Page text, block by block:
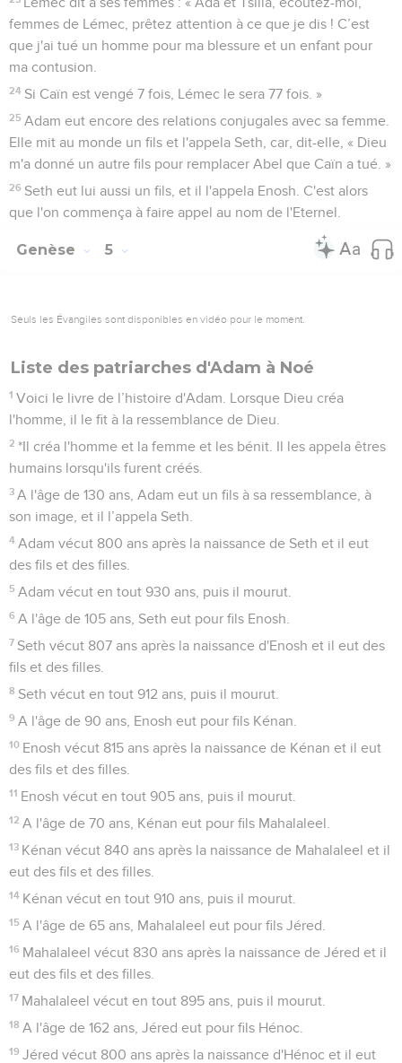
femmes de Lémec, prêtez attention à ce que je dis ! C’est
que j'ai tué un homme pour ma blessure et un enfant pour
ma contusion.
24 Si Caïn est vengé 7 fois, Lémec le sera 77 fois. »
25 Adam eut encore des relations conjugales avec sa femme.
Elle mit au monde un fils et l'appela Seth, car, dit-elle, « Dieu
m'a donné un autre fils pour remplacer Abel que Caïn a tué. »
26 Seth eut lui aussi un fils, et il l'appela Enosh. C'est alors
que l'on commença à faire appel au nom de l'Eternel.
Genèse 5
Seuls les Évangiles sont disponibles en vidéo pour le moment.
Liste des patriarches d'Adam à Noé
1 Voici le livre de l’histoire d'Adam. Lorsque Dieu créa
l'homme, il le fit à la ressemblance de Dieu.
2 *Il créa l'homme et la femme et les bénit. Il les appela êtres
humains lorsqu'ils furent créés.
3 A l'âge de 130 ans, Adam eut un fils à sa ressemblance, à
son image, et il l’appela Seth.
4 Adam vécut 800 ans après la naissance de Seth et il eut
des fils et des filles.
5 Adam vécut en tout 930 ans, puis il mourut.
6 A l'âge de 105 ans, Seth eut pour fils Enosh.
7 Seth vécut 807 ans après la naissance d'Enosh et il eut des
fils et des filles.
8 Seth vécut en tout 912 ans, puis il mourut.
9 A l'âge de 90 ans, Enosh eut pour fils Kénan.
10 Enosh vécut 815 ans après la naissance de Kénan et il eut
des fils et des filles.
11 Enosh vécut en tout 905 ans, puis il mourut.
12 A l'âge de 70 ans, Kénan eut pour fils Mahalaleel.
13 Kénan vécut 840 ans après la naissance de Mahalaleel et il
eut des fils et des filles.
14 Kénan vécut en tout 910 ans, puis il mourut.
15 A l'âge de 65 ans, Mahalaleel eut pour fils Jéred.
16 Mahalaleel vécut 830 ans après la naissance de Jéred et il
eut des fils et des filles.
17 Mahalaleel vécut en tout 895 ans, puis il mourut.
18 A l'âge de 162 ans, Jéred eut pour fils Hénoc.
19 Jéred vécut 800 ans après la naissance d'Hénoc et il eut